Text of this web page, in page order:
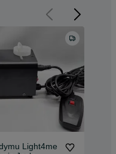
Light4me